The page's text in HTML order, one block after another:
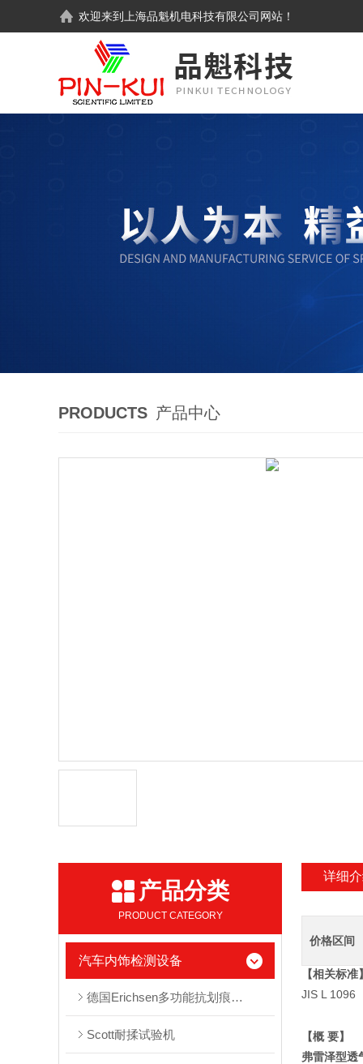
欢迎来到 上海品魁机电科技有限公司 网站！
PRODUCTS 产品中心
产品分类
PRODUCT CATEGORY
汽车内饰检测设备
德国Erichsen多功能抗划痕测试仪450型
Scott耐揉试验机
详细
价格区间
【相关标准
JIS L 1096
【概 要】
弗雷泽型透